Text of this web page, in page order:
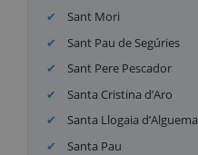
Sant Mori
Sant Pau de Segúries
Sant Pere Pescador
Santa Cristina d’Aro
Santa Llogaia d’Alguema
Santa Pau